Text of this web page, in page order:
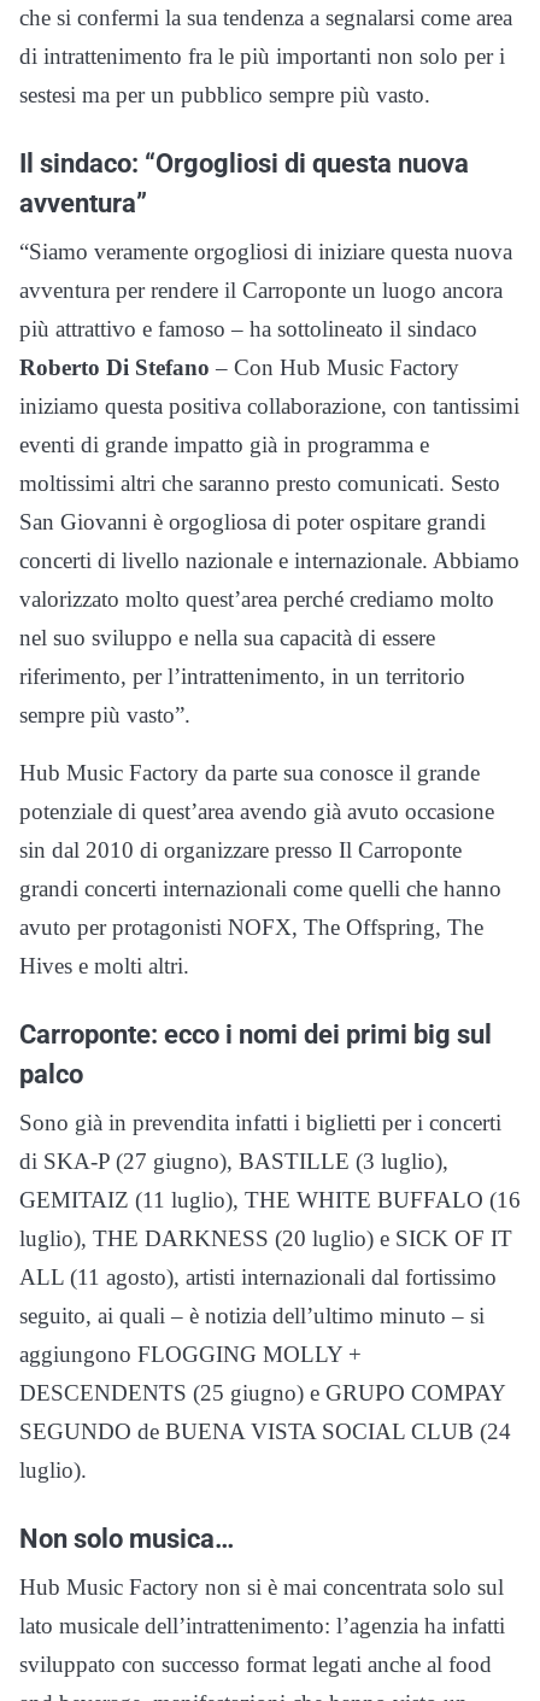
che si confermi la sua tendenza a segnalarsi come area
di intrattenimento fra le più importanti non solo per i
sestesi ma per un pubblico sempre più vasto.
Il sindaco: “Orgogliosi di questa nuova
avventura”
“Siamo veramente orgogliosi di iniziare questa nuova
avventura per rendere il Carroponte un luogo ancora
più attrattivo e famoso – ha sottolineato il sindaco
Roberto Di Stefano – Con Hub Music Factory
iniziamo questa positiva collaborazione, con tantissimi
eventi di grande impatto già in programma e
moltissimi altri che saranno presto comunicati. Sesto
San Giovanni è orgogliosa di poter ospitare grandi
concerti di livello nazionale e internazionale. Abbiamo
valorizzato molto quest’area perché crediamo molto
nel suo sviluppo e nella sua capacità di essere
riferimento, per l’intrattenimento, in un territorio
sempre più vasto”.
Hub Music Factory da parte sua conosce il grande
potenziale di quest’area avendo già avuto occasione
sin dal 2010 di organizzare presso Il Carroponte
grandi concerti internazionali come quelli che hanno
avuto per protagonisti NOFX, The Offspring, The
Hives e molti altri.
Carroponte: ecco i nomi dei primi big sul
palco
Sono già in prevendita infatti i biglietti per i concerti
di SKA-P (27 giugno), BASTILLE (3 luglio),
GEMITAIZ (11 luglio), THE WHITE BUFFALO (16
luglio), THE DARKNESS (20 luglio) e SICK OF IT
ALL (11 agosto), artisti internazionali dal fortissimo
seguito, ai quali – è notizia dell’ultimo minuto – si
aggiungono FLOGGING MOLLY +
DESCENDENTS (25 giugno) e GRUPO COMPAY
SEGUNDO de BUENA VISTA SOCIAL CLUB (24
luglio).
Non solo musica…
Hub Music Factory non si è mai concentrata solo sul
lato musicale dell’intrattenimento: l’agenzia ha infatti
sviluppato con successo format legati anche al food